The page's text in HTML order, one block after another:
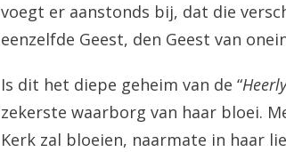
voegt er aanstonds bij, dat die
eenzelfde Geest, den Geest van
Is dit het diepe geheim van de “
zekerste waarborg van haar bloei.
Kerk zal bloeien, naarmate in haar